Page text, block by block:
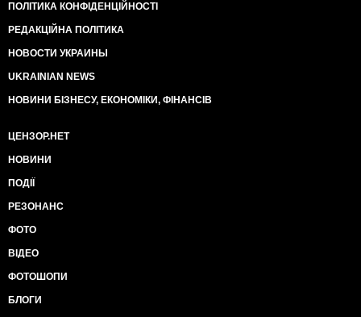
ПОЛІТИКА КОНФІДЕНЦІЙНОСТІ
РЕДАКЦІЙНА ПОЛІТИКА
НОВОСТИ УКРАИНЫ
UKRAINIAN NEWS
НОВИНИ БІЗНЕСУ, ЕКОНОМІКИ, ФІНАНСІВ
ЦЕНЗОР.НЕТ
НОВИНИ
ПОДІЇ
РЕЗОНАНС
ФОТО
ВІДЕО
ФОТОШОПИ
БЛОГИ